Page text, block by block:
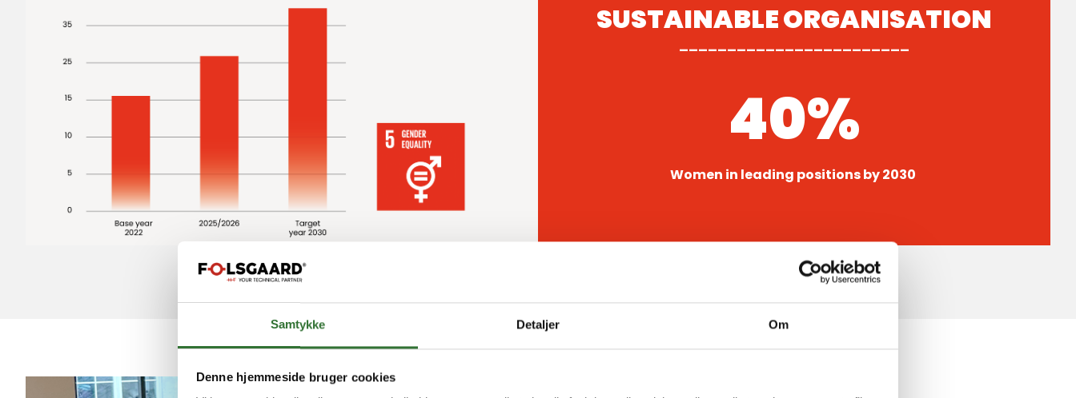
Samtykke Detaljer Om
Denne hjemmeside bruger cookies
SUSTAINABLE ORGANISATION
________________________
40%
Women in leading positions by 2030